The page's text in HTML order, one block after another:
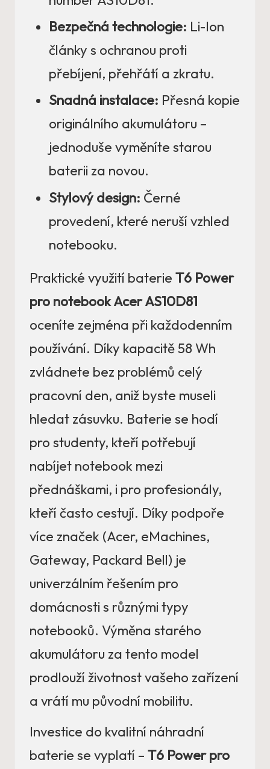
Bezpečná technologie: Li-Ion
články s ochranou proti
přebíjení, přehřátí a zkratu.
Snadná instalace: Přesná kopie
originálního akumulátoru –
jednoduše vyměníte starou
baterii za novou.
Stylový design: Černé
provedení, které neruší vzhled
notebooku.
Praktické využití baterie T6 Power
pro notebook Acer AS10D81
oceníte zejména při každodenním
používání. Díky kapacitě 58 Wh
zvládnete bez problémů celý
pracovní den, aniž byste museli
hledat zásuvku. Baterie se hodí
pro studenty, kteří potřebují
nabíjet notebook mezi
přednáškami, i pro profesionály,
kteří často cestují. Díky podpoře
více značek (Acer, eMachines,
Gateway, Packard Bell) je
univerzálním řešením pro
domácnosti s různými typy
notebooků. Výměna starého
akumulátoru za tento model
prodlouží životnost vašeho zařízení
a vrátí mu původní mobilitu.
Investice do kvalitní náhradní
baterie se vyplatí – T6 Power pro